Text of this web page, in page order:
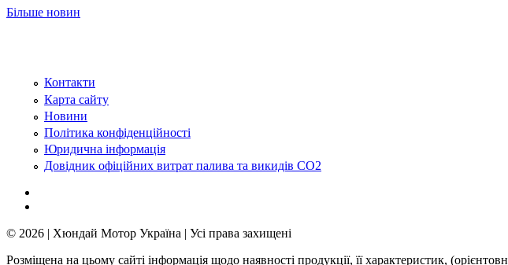
Більше новин
Контакти
Карта сайту
Новини
Політика конфіденційності
Юридична інформація
Довідник офіційних витрат палива та викидів СО2
© 2026 | Хюндай Мотор Україна | Усі права захищені
Розміщена на цьому сайті інформація щодо наявності продукції, її характеристик,